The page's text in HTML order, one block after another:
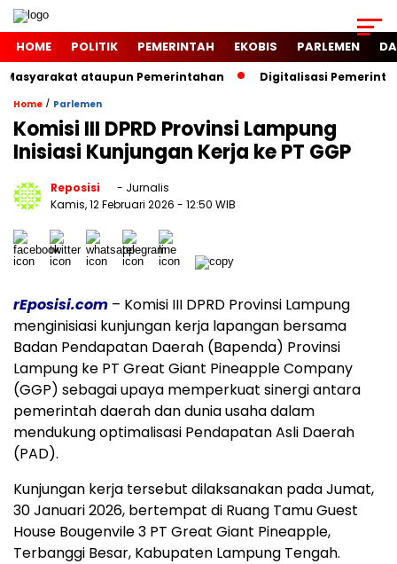
HOME POLITIK PEMERINTAH EKOBIS PARLEMEN
ataupun Pemerintahan Digitalisasi
Home / Parlemen
Komisi III DPRD Provinsi Lampung
Inisiasi Kunjungan Kerja ke PT GGP
Reposisi
- Jurnalis
Kamis, 12 Februari 2026 - 12:50 WIB
rEposisi.com – Komisi III DPRD Provinsi Lampung
menginisiasi kunjungan kerja lapangan bersama
Badan Pendapatan Daerah (Bapenda) Provinsi
Lampung ke PT Great Giant Pineapple Company
(GGP) sebagai upaya memperkuat sinergi antara
pemerintah daerah dan dunia usaha dalam
mendukung optimalisasi Pendapatan Asli Daerah
(PAD).
Kunjungan kerja tersebut dilaksanakan pada Jumat,
30 Januari 2026, bertempat di Ruang Tamu Guest
House Bougenvile 3 PT Great Giant Pineapple,
Terbanggi Besar, Kabupaten Lampung Tengah.